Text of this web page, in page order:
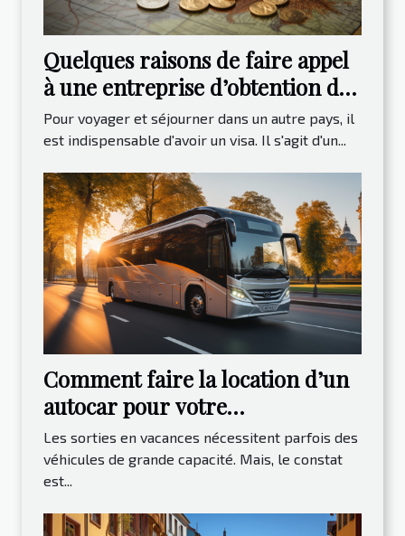
Quelques raisons de faire appel
à une entreprise d’obtention de
visa
Pour voyager et séjourner dans un autre pays, il
est indispensable d'avoir un visa. Il s'agit d'un...
Comment faire la location d’un
autocar pour votre
déplacement ?
Les sorties en vacances nécessitent parfois des
véhicules de grande capacité. Mais, le constat
est...